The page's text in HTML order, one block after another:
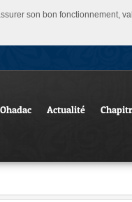
son bon fonctionnement,
Actualité